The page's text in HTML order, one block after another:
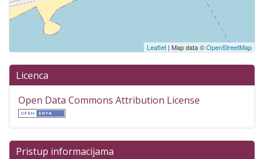
Leaflet | Map data ©OpenStreetMap
Licenca
Open Data Commons Attribution License
Pristup informacijama